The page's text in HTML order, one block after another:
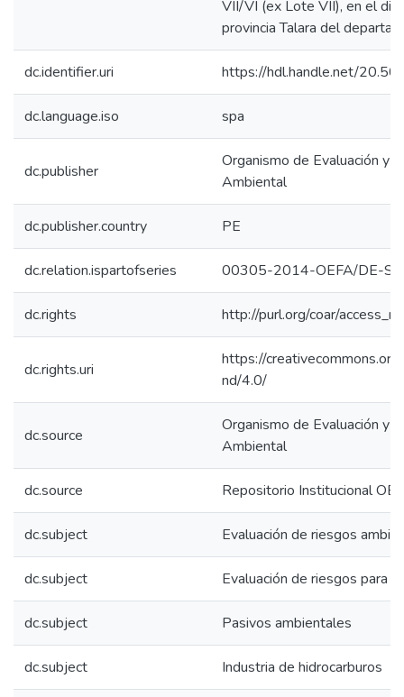
VII/VI (ex Lote VII), en el
provincia Talara del
dc.identifier.uri https://hdl.handle.net/
dc.language.iso spa
dc.publisher
Organismo de Evaluación y
Ambiental
dc.publisher.country PE
dc.relation.ispartofseries 00305-2014-OEFA/DE-
dc.rights http://purl.org/coar/
dc.rights.uri
https://
nd/4.0/
dc.source
Organismo de Evaluación y
Ambiental
dc.source Repositorio Institucional
dc.subject Evaluación de riesgos
dc.subject Evaluación de riesgos para
dc.subject Pasivos ambientales
dc.subject Industria de hidrocarburos